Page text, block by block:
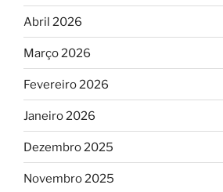
Abril 2026
Março 2026
Fevereiro 2026
Janeiro 2026
Dezembro 2025
Novembro 2025